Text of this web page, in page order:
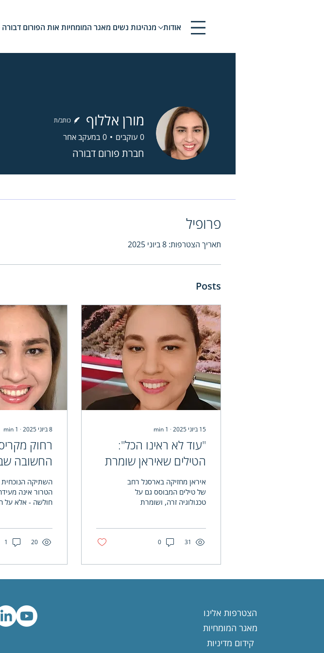
אודות מנהיגות נשים מאגר המומחיות אות הפורום דבורה 2.0
מורן אללוף כותב/ת
0 עוקבים 0 במעקב אחר
חברת פורום דבורה
פרופיל
תאריך הצטרפות: 8 ביוני 2025
Posts
15 ביוני 2025 ∙
1
min
"עוד לא ראינו הכל":
הטילים שאיראן שומרת
בצד לשעת פקודה
איראן מחזיקה בארסנל רחב
של טילים המבוסס גם על
טכנולוגיה זרה, ושומרת
31
0
8 ביוני 2025 ∙
1
min
רחוק
החשובה
מתחזק
השתיקה הנוכחית
הטרור אינה
חולשה - אלא על
20
1
הצטרפות אלינו
מאגר המומחיות
קידום מדיניות